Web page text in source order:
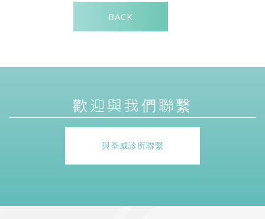
BACK
歡迎與我們聯繫
與荃威診所聯繫